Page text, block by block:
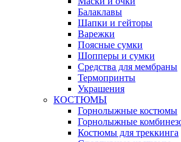
Балаклавы
Шапки и гейторы
Варежки
Поясные сумки
Шопперы и сумки
Средства для мембраны
Термопринты
Украшения
КОСТЮМЫ
Горнолыжные костюмы
Горнолыжные
Костюмы для треккинга